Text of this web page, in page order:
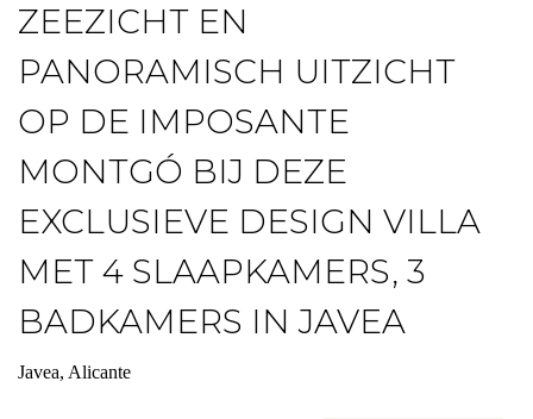
ZEEZICHT EN
PANORAMISCH UITZICHT
OP DE IMPOSANTE
MONTGÓ BIJ DEZE
EXCLUSIEVE DESIGN VILLA
MET 4 SLAAPKAMERS, 3
BADKAMERS IN JAVEA
Javea, Alicante